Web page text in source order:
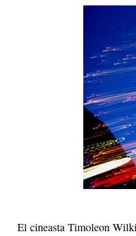
El cineasta Timoleon